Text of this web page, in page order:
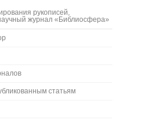
рукописей,
журнал «Библиосфера»
статьям